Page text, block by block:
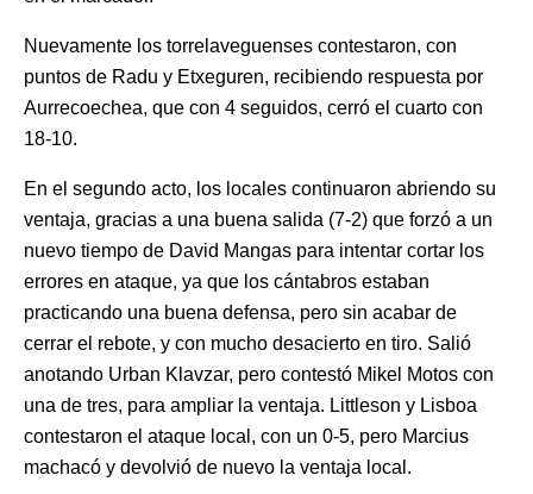
Nuevamente los torrelaveguenses contestaron, con
puntos de Radu y Etxeguren, recibiendo respuesta por
Aurrecoechea, que con 4 seguidos, cerró el cuarto con
18-10.
En el segundo acto, los locales continuaron abriendo su
ventaja, gracias a una buena salida (7-2) que forzó a un
nuevo tiempo de David Mangas para intentar cortar los
errores en ataque, ya que los cántabros estaban
practicando una buena defensa, pero sin acabar de
cerrar el rebote, y con mucho desacierto en tiro. Salió
anotando Urban Klavzar, pero contestó Mikel Motos con
una de tres, para ampliar la ventaja. Littleson y Lisboa
contestaron el ataque local, con un 0-5, pero Marcius
machacó y devolvió de nuevo la ventaja local.